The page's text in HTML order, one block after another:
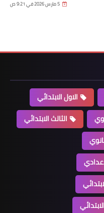
5 مارس 2026 في 9:21 ص
الاول الابتدائي
الثالث الابتدائي